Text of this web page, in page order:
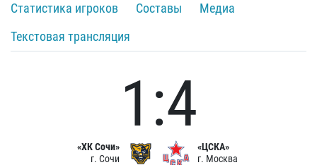
Статистика игроков
Составы
Медиа
Текстовая трансляция
«ХК Сочи»
г. Сочи
1:4
«ЦСКА»
г. Москва